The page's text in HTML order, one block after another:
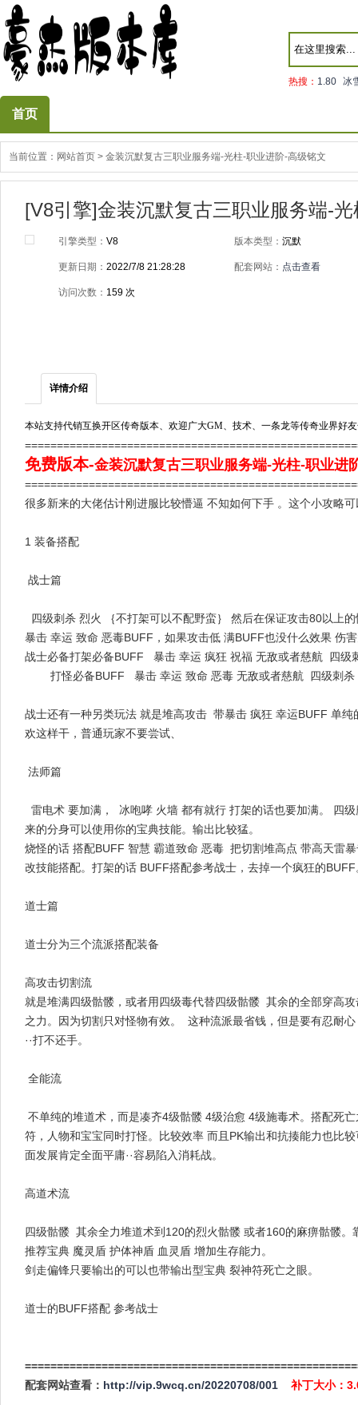
热搜： 1.80 冰
首页
当前位置： 网站首页 > 金装沉默复古三职业服务端-光柱-职业进阶-高级铭文
[V8引擎]金装沉默复古三职业服务端-
引擎类型： V8 版本类型： 沉默
更新日期： 2022/7/8 21:28:28 配套网站： 点击查看
访问次数： 159 次
详情介绍
本站支持代销互换开区传奇版本、欢迎广大GM、技术、一条龙等传奇业界好
免费版本-金装沉默复古三职业服务端-光柱-职业进
很多新来的大佬估计刚进服比较懵逼 不知如何下手 。这个小攻略
1 装备搭配
战士篇
四级刺杀 烈火 ｛不打架可以不配野蛮｝ 然后在保证攻击80以上
暴击 幸运 致命 恶毒BUFF，如果攻击低 满BUFF也没什么效果 伤
战士必备打架必备BUFF 暴击 幸运 疯狂 祝福 无敌或者慈航 四级
打怪必备BUFF 暴击 幸运 致命 恶毒 无敌或者慈航 四级刺杀
战士还有一种另类玩法 就是堆高攻击 带暴击 疯狂 幸运BUFF 单纯
欢这样干，普通玩家不要尝试、
法师篇
雷电术 要加满， 冰咆哮 火墙 都有就行 打架的话也要加满。 四
来的分身可以使用你的宝典技能。输出比较猛。
烧怪的话 搭配BUFF 智慧 霸道致命 恶毒 把切割堆高点 带高天雷
改技能搭配。打架的话 BUFF搭配参考战士，去掉一个疯狂的BUFF
道士篇
道士分为三个流派搭配装备
高攻击切割流
就是堆满四级骷髅，或者用四级毒代替四级骷髅 其余的全部穿高
之力。因为切割只对怪物有效。 这种流派最省钱，但是要有忍耐心
··打不还手。
全能流
不单纯的堆道术，而是凑齐4级骷髅 4级治愈 4级施毒术。搭配死
符，人物和宝宝同时打怪。比较效率 而且PK输出和抗揍能力也比
面发展肯定全面平庸··容易陷入消耗战。
高道术流
四级骷髅 其余全力堆道术到120的烈火骷髅 或者160的麻痹骷髅。
推荐宝典 魔灵盾 护体神盾 血灵盾 增加生存能力。
剑走偏锋只要输出的可以也带输出型宝典 裂神符死亡之眼。
道士的BUFF搭配 参考战士
配套网站查看： http://vip.9wcq.cn/20220708/001 补丁大小